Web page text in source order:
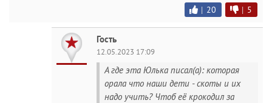
| 20 | 5
Гость
12.05.2023 17:09
А где эта Юлька писал(а): которая
орала что наши дети - скоты и их
надо учить? Чтоб её крокодил за